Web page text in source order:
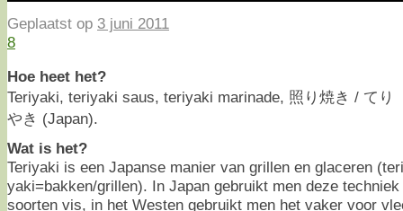
Geplaatst op 3 juni 2011
8
Hoe heet het?
Teriyaki, teriyaki saus, teriyaki marinade, 照り焼き / てり
やき (Japan).
Wat is het?
Teriyaki is een Japanse manier van grillen en glaceren
yaki=bakken/grillen). In Japan gebruikt men deze
soorten vis, in het Westen gebruikt men het vaker voor